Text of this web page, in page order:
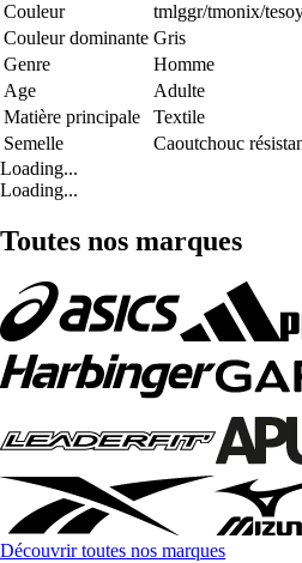
Couleur
tmlggr/tmonix/
Couleur dominante Gris
Genre
Homme
Age
Adulte
Matière principale
Textile
Semelle
Caoutchouc
Loading...
Loading...
Toutes nos marques
Découvrir toutes nos marques